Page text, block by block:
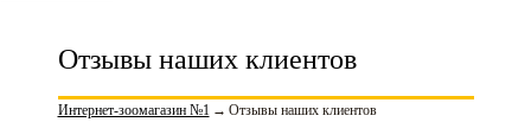
Отзывы наших клиентов
Интернет-зоомагазин №1 → Отзывы наших клиентов